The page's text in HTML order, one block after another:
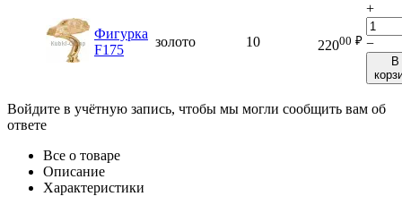
Фигурка
F175
золото 10 22000 ₽
+
−
В
Войдите в учётную запись, чтобы мы могли сообщить вам об
ответе
Все о товаре
Описание
Характеристики